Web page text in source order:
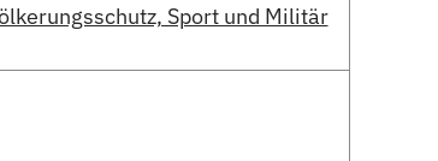
Sport und Militär